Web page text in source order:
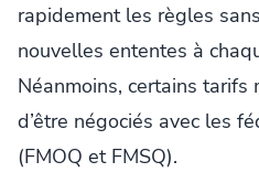
rapidement les règles
nouvelles ententes à
Néanmoins, certains tarifs
d’être négociés avec les
(FMOQ et FMSQ).